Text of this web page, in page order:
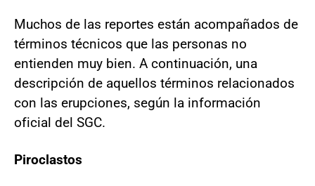
Muchos de las reportes están acompañados de
términos técnicos que las personas no
entienden muy bien. A continuación, una
descripción de aquellos términos relacionados
con las erupciones, según la información
oficial del SGC.
Piroclastos